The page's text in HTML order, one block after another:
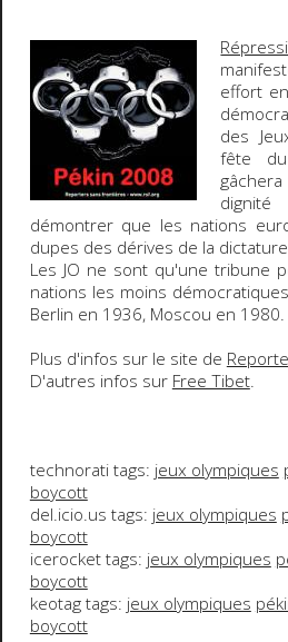
effort
des
fête
dignité
démontrer que les nations
dupes des dérives de la
Les JO ne sont qu'une tribune
nations les moins
Berlin en 1936, Moscou en 1980.
Plus d'infos sur le site de
D'autres infos sur Free Tibet.
technorati tags: jeux olympiques
boycott
del.icio.us tags: jeux olympiques
boycott
icerocket tags: jeux olympiques
boycott
keotag tags: jeux olympiques
boycott